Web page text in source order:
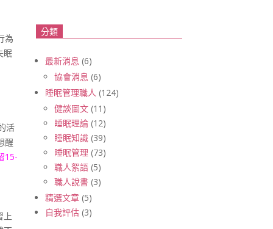
為
眠
活
醒
15-
上
分類
最新消息 (6)
協會消息 (6)
睡眠管理職人 (124)
健談圖文 (11)
睡眠理論 (12)
睡眠知識 (39)
睡眠管理 (73)
職人絮語 (5)
職人說書 (3)
精選文章 (5)
自我評估 (3)